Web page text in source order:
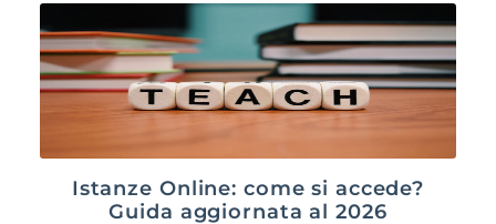
Istanze Online: come si accede?
Guida aggiornata al 2026